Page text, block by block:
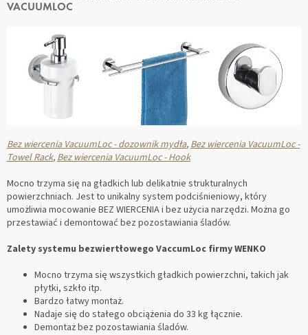
VACUUMLOC
Bez wiercenia VacuumLoc - dozownik mydła, Bez wiercenia VacuumLoc -
Towel Rack, Bez wiercenia VacuumLoc - Hook
Mocno trzyma się na gładkich lub delikatnie strukturalnych
powierzchniach. Jest to unikalny system podciśnieniowy, który
umożliwia mocowanie BEZ WIERCENIA i bez użycia narzędzi. Można go
przestawiać i demontować bez pozostawiania śladów.
Zalety systemu bezwiertłowego VaccumLoc firmy WENKO
Mocno trzyma się wszystkich gładkich powierzchni, takich jak
płytki, szkło itp.
Bardzo łatwy montaż.
Nadaje się do stałego obciążenia do 33 kg łącznie.
Demontaż bez pozostawiania śladów.